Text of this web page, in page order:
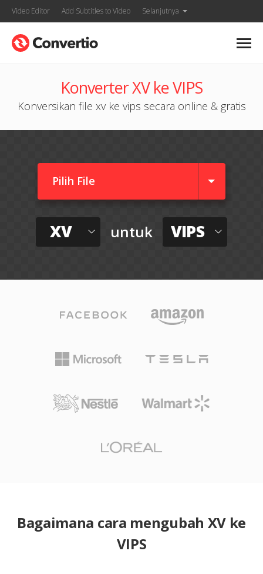
Video Editor Add Subtitles to Video Selanjutnya
Konverter XV ke VIPS
Konversikan file xv ke vips secara online & gratis
Pilih File
XV untuk VIPS
Bagaimana cara mengubah XV ke
VIPS